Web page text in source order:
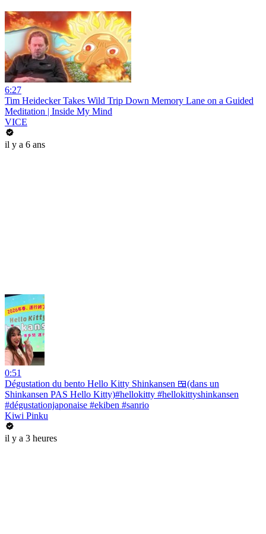
6:27
Tim Heidecker Takes Wild Trip Down Memory Lane on a Guided
Meditation | Inside My Mind
VICE
il y a 6 ans
0:51
Dégustation du bento Hello Kitty Shinkansen 🍱(dans un
Shinkansen PAS Hello Kitty)#hellokitty #hellokittyshinkansen
#dégustationjaponaise #ekiben #sanrio
Kiwi Pinku
il y a 3 heures